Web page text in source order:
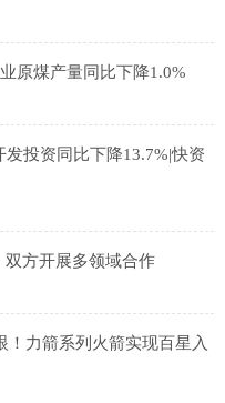
原煤产量同比下降1.0%
投资同比下降13.7%|快资
方开展多领域合作
！力箭系列火箭实现百星入